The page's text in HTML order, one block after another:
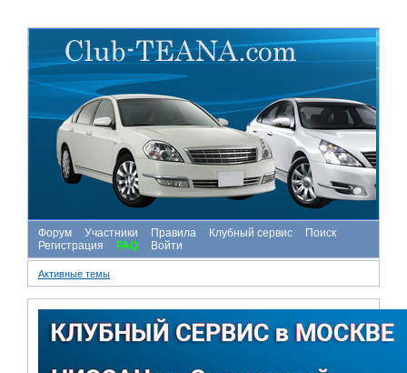
Форум Участники Правила Клубный сервис
Поиск
Регистрация
FAQ Войти
Активные темы